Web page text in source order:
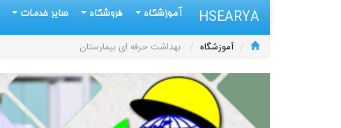
HSEARYA آموزشگاه فروشگاه سایر خدمات
آموزشگاه
بهداشت حرفه ای بیمارستان